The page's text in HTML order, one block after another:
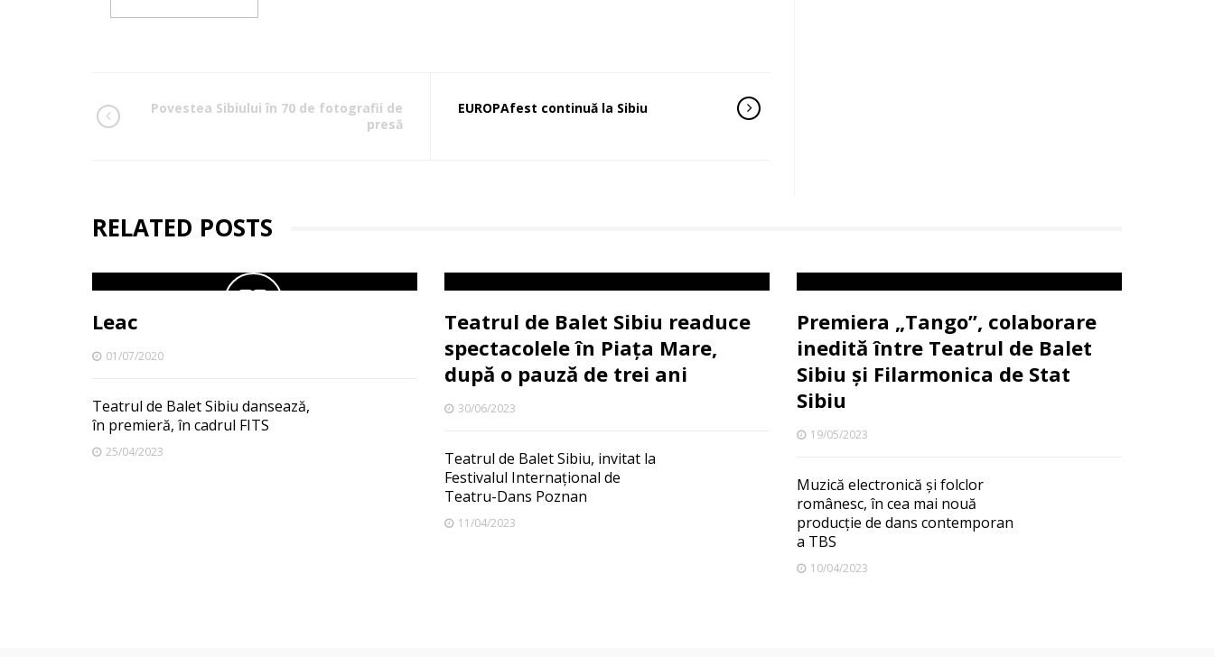
Povestea Sibiului în 70 de fotografii de
presă
EUROPAfest continuă la Sibiu
RELATED POSTS
Leac
01/07/2020
Teatrul de Balet Sibiu dansează,
în premieră, în cadrul FITS
25/04/2023
Teatrul de Balet Sibiu readuce
spectacolele în Piața Mare,
după o pauză de trei ani
30/06/2023
Teatrul de Balet Sibiu, invitat la
Festivalul Internațional de
Teatru-Dans Poznan
11/04/2023
Premiera „Tango”, colaborare
inedită între Teatrul de Balet
Sibiu și Filarmonica de Stat
Sibiu
19/05/2023
Muzică electronică și folclor
românesc, în cea mai nouă
producție de dans contemporan
a TBS
10/04/2023